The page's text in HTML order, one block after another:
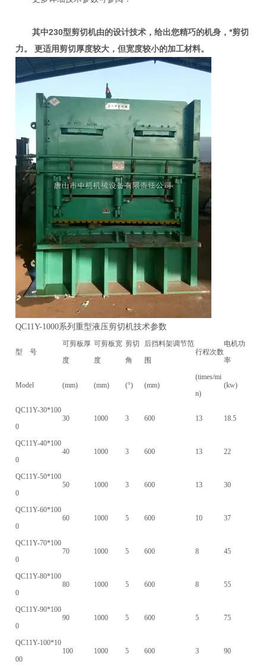
其中230型剪切机由的设计技术，给出您精巧的机身，*剪切
力。
更适用剪切厚度较大，但宽度较小的加工材料。
QC11Y-1000系列重型液压剪切机技术参数
型 号
可剪板厚
度
可剪板宽
度
剪切
角
后挡料架调节范
围
行程次数
电机功
率
Model (mm) (mm) (°) (mm)
(times/mi
n)
(kw)
QC11Y-30*100
0
30 1000 3 600 13 18.5
QC11Y-40*100
0
40 1000 3 600 13 22
QC11Y-50*100
0
50 1000 3 600 13 30
QC11Y-60*100
0
60 1000 5 600 10 37
QC11Y-70*100
0
70 1000 5 600 8 45
QC11Y-80*100
0
80 1000 5 600 8 55
QC11Y-90*100
0
90 1000 5 600 5 75
QC11Y-100*10
00
100 1000 5 600 3 90